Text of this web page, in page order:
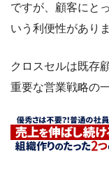
ですが、顧客にと
いう利便性がありま
クロスセルは既存
重要な営業戦略の